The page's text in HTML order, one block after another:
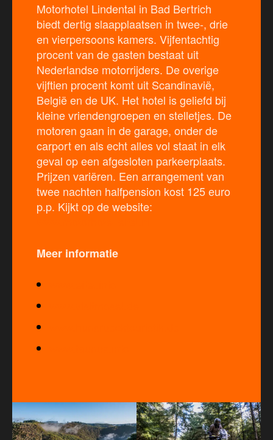
Motorhotel Lindental in Bad Bertrich
biedt dertig slaapplaatsen in twee-, drie
en vierpersoons kamers. Vijfentachtig
procent van de gasten bestaat uit
Nederlandse motorrijders. De overige
vijftien procent komt uit Scandinavië,
België en de UK. Het hotel is geliefd bij
kleine vriendengroepen en stelletjes. De
motoren gaan in de garage, onder de
carport en als echt alles vol staat in elk
geval op een afgesloten parkeerplaats.
Prijzen variëren. Een arrangement van
twee nachten halfpension kost 125 euro
p.p. Kijkt op de website:
Meer informatie